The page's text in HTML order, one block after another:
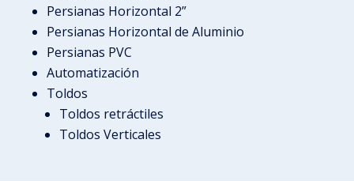
Persianas Horizontal 2”
Persianas Horizontal de Aluminio
Persianas PVC
Automatización
Toldos
Toldos retráctiles
Toldos Verticales